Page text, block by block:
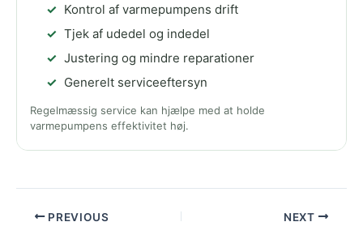
Kontrol af varmepumpens drift
Tjek af udedel og indedel
Justering og mindre reparationer
Generelt serviceeftersyn
Regelmæssig service kan hjælpe med at holde
varmepumpens effektivitet høj.
PREVIOUS NEXT